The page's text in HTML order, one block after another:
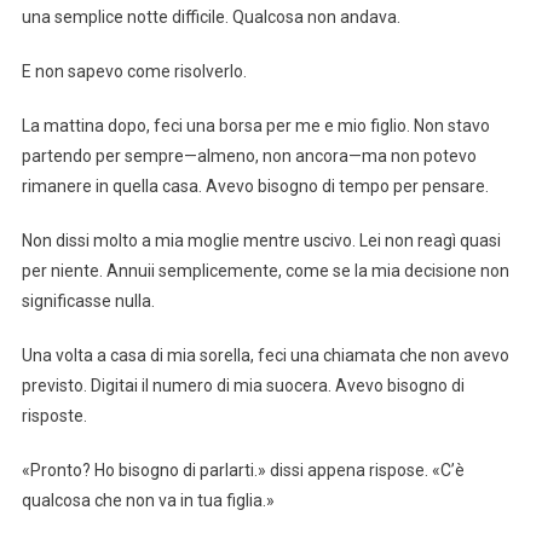
una semplice notte difficile. Qualcosa non andava.
E non sapevo come risolverlo.
La mattina dopo, feci una borsa per me e mio figlio. Non stavo
partendo per sempre—almeno, non ancora—ma non potevo
rimanere in quella casa. Avevo bisogno di tempo per pensare.
Non dissi molto a mia moglie mentre uscivo. Lei non reagì quasi
per niente. Annuii semplicemente, come se la mia decisione non
significasse nulla.
Una volta a casa di mia sorella, feci una chiamata che non avevo
previsto. Digitai il numero di mia suocera. Avevo bisogno di
risposte.
«Pronto? Ho bisogno di parlarti.» dissi appena rispose. «C’è
qualcosa che non va in tua figlia.»